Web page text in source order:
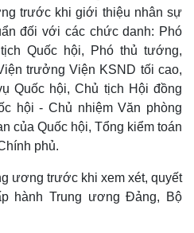
trước khi giới thiệu nhân sự
đối với các chức danh: Phó
Quốc hội, Phó thủ tướng,
trưởng Viện KSND tối cao,
Quốc hội, Chủ tịch Hội đồng
hội - Chủ nhiệm Văn phòng
của Quốc hội, Tổng kiểm toán
phủ.
ương trước khi xem xét, quyết
hành Trung ương Đảng, Bộ